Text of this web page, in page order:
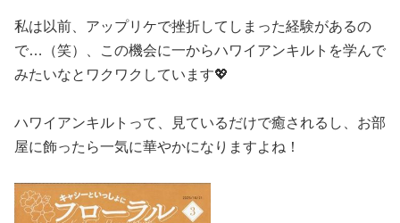
私は以前、アップリケで挫折してしまった経験があるの
で…（笑）、この機会に一からハワイアンキルトを学んで
みたいなとワクワクしています💖
ハワイアンキルトって、見ているだけで癒されるし、お部
屋に飾ったら一気に華やかになりますよね！